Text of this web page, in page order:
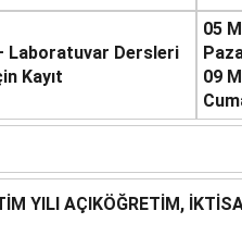
Laboratuvar Dersleri
Kayıt
05
09
YILI AÇIKÖĞRETİM,